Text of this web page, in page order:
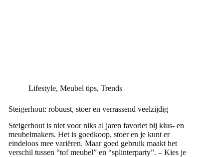
Lifestyle,Meubel tips,Trends
Steigerhout: robuust, stoer en verrassend veelzijdig
Steigerhout is niet voor niks al jaren favoriet bij klus- en
meubelmakers. Het is goedkoop, stoer en je kunt er
eindeloos mee variëren. Maar goed gebruik maakt het
verschil tussen “tof meubel” en “splinterparty”. – Kies je